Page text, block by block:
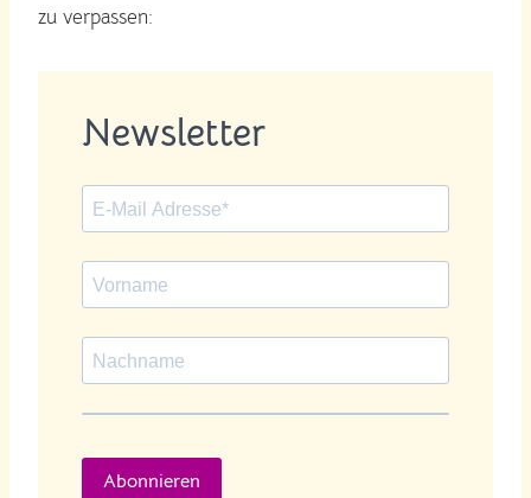
zu verpassen:
Newsletter
Abonnieren